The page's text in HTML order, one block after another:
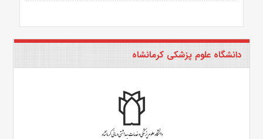
دانشگاه علوم پزشکی کرمانشاه